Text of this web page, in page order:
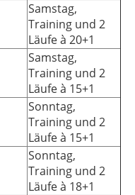
Samstag,
Training und 2
Läufe à 20+1
Samstag,
Training und 2
Läufe à 15+1
Sonntag,
Training und 2
Läufe à 15+1
Sonntag,
Training und 2
Läufe à 18+1